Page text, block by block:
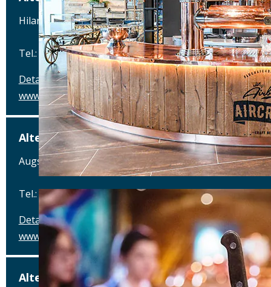
Hilaria-Lechner-Straße 21, 86690 Mertingen
Tel.: Tel.: 09078-912320
Details
www.alte-brauerei-mertingen.de
Alte Posthalterei
Augsburger Straße 2, 86441 Zusmarshausen
Tel.: Tel.: 08291-858220
Details
www.posthalterei.com
Alter Schlachthof